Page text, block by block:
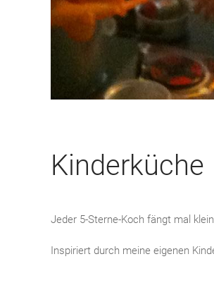
Kinderküche
Jeder 5-Sterne-Koch fängt mal
Inspiriert durch meine eigenen